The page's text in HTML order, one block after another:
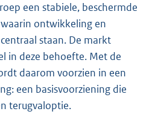
een stabiele, beschermde
ontwikkeling en
staan. De markt
in deze behoefte. Met de
daarom voorzien in een
een basisvoorziening die
terugvaloptie.